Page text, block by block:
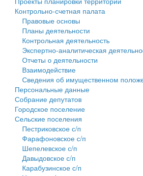
Собрание депутатов
Городское поселение
Сельские поселения
Контрольно-счетная палата
Правовые основы
Планы деятельности
Контрольная деятельность
Экспертно-аналитическая
Отчеты о деятельности
Взаимодействие
Сведения об имущественном
Персональные данные
Собрание депутатов
Городское поселение
Сельские поселения
Пестриковское с/п
Фарафоновское с/п
Шепелевское с/п
Давыдовское с/п
Карабузинское с/п